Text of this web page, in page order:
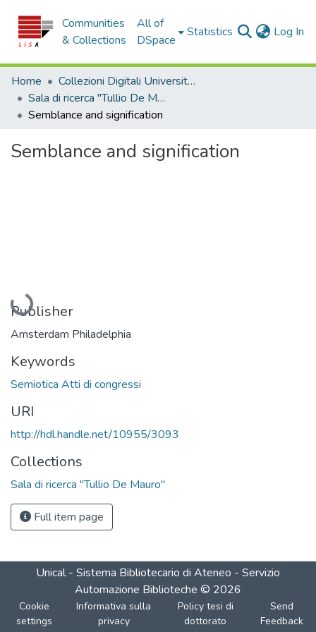
Communities
& Collections
All of
DSpace
Statistics Log In
Home
Collezioni Digitali Università della Calabria
Sala di ricerca "Tullio De Mauro"
Semblance and signification
Semblance and signification
Loading...
Publisher
Amsterdam Philadelphia
Keywords
Semiotica Atti di congressi
URI
http://hdl.handle.net/10955/3093
Collections
Sala di ricerca "Tullio De Mauro"
Full item page
Unical - Sistema Bibliotecario di Ateneo - Servizio
Automazione Biblioteche © 2026
Cookie
settings
Informativa sulla
privacy
Policy tesi di
dottorato
Send
Feedback